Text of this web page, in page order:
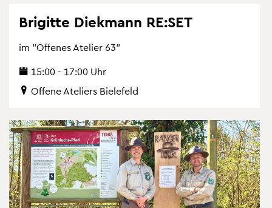
Bri­git­te Diek­mann RE:SET
im "Of­fe­nes Ate­lier 63"
15:00 - 17:00 Uhr
Of­fe­ne Ate­liers Bie­le­feld